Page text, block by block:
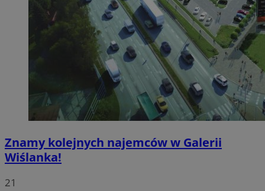
Znamy kolejnych najemców w Galerii
Wiślanka!
21